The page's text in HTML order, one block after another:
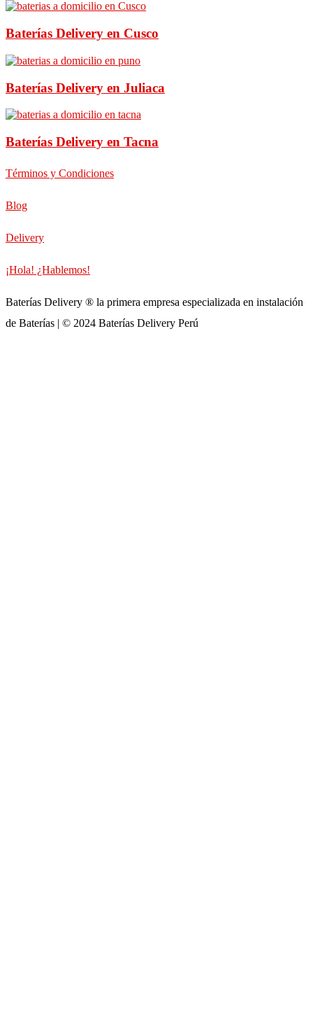
Baterías Delivery en Cusco
Baterías Delivery en Juliaca
Baterías Delivery en Tacna
Términos y Condiciones
Blog
Delivery
¡Hola! ¿Hablemos!
Baterías Delivery ® la primera empresa especializada en instalación
de Baterías | © 2024 Baterías Delivery Perú